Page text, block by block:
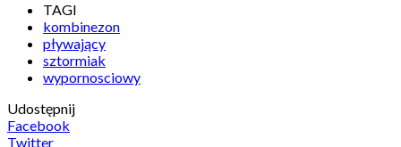
TAGI
kombinezon
pływający
sztormiak
wypornosciowy
Udostępnij
Facebook
Twitter